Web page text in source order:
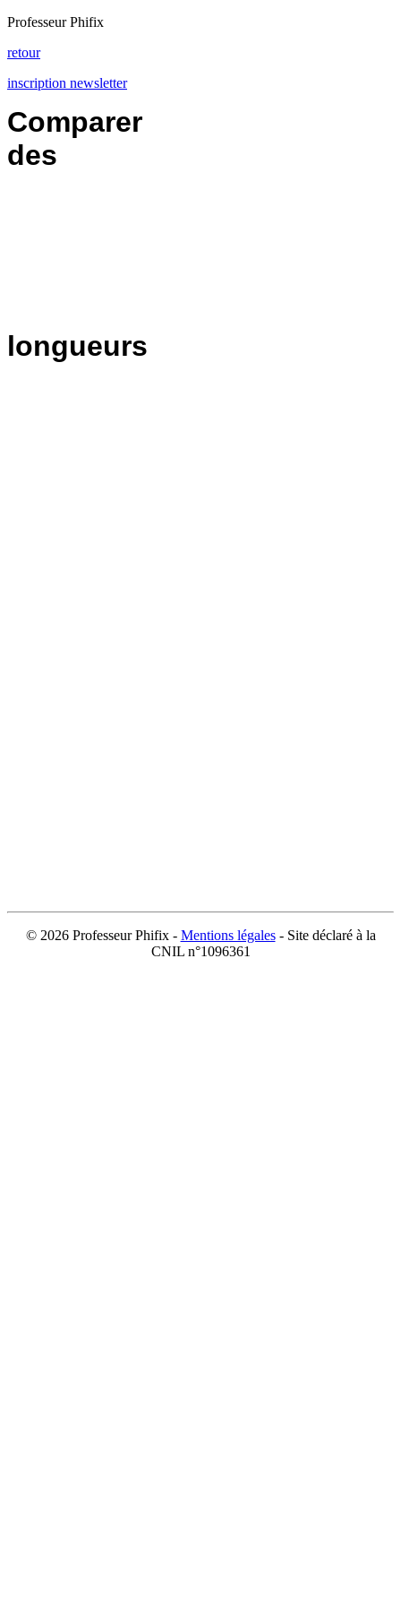
Professeur Phifix
retour
inscription newsletter
Comparer
des
longueurs
© 2026 Professeur Phifix - Mentions légales- Site déclaré à la
CNIL n°1096361